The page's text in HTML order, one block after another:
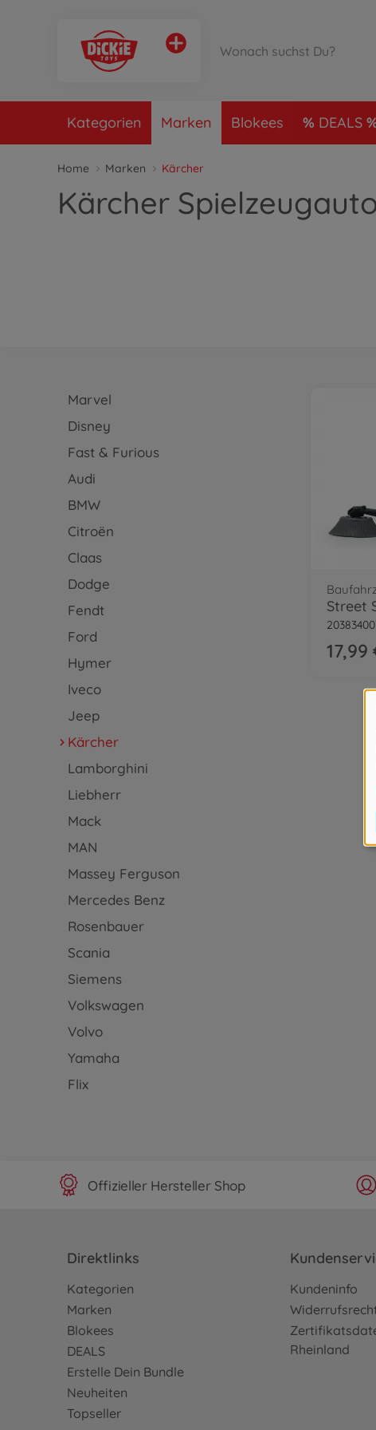
Kategorien Marken Blokees DEALS
Home Marken Kärcher
Kärcher
Marvel
Disney
Fast & Furious
Audi
BMW
Citroën
Claas
Dodge
Fendt
Ford
Hymer
Iveco
Jeep
Kärcher
Lamborghini
Liebherr
Mack
MAN
Massey Ferguson
Mercedes Benz
Rosenbauer
Scania
Siemens
Volkswagen
Volvo
Yamaha
Flix
Street
17,99
Offizieller Hersteller Shop
Direktlinks
Kategorien
Marken
Blokees
DEALS
Erstelle Dein Bundle
Neuheiten
Topseller
Kundeninfo
Rheinland